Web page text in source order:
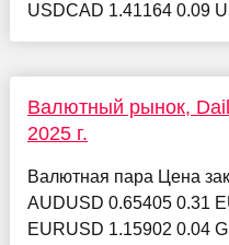
USDCAD 1.41164 0.09
Валютный рынок,
2025 г.
Валютная пара Цена
AUDUSD 0.65405 0.31
EURUSD 1.15902 0.04